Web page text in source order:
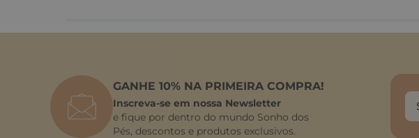
GANHE 10% NA PRIMEIRA COMPRA!
Inscreva-se em nossa Newsletter
e fique por dentro do mundo Sonho dos
Pés, descontos e produtos exclusivos.